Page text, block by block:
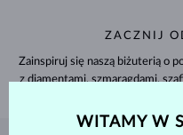
ZACZNIJ
Zainspiruj się naszą biżuterią o
z diamentami, szmaragdami,
WITAMY W